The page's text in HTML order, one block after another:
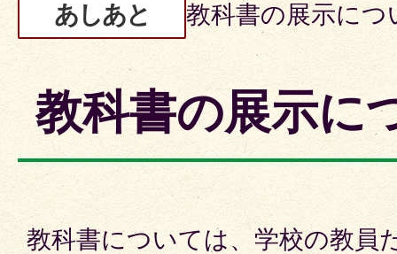
あしあと 教科書の展示につ
教科書の展示に
教科書については、学校の教員